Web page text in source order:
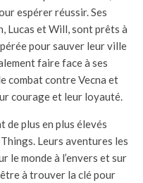
espérer réussir. Ses
Lucas et Will, sont prêts à
pour sauver leur ville
faire face à ses
combat contre Vecna et
courage et leur loyauté.
de plus en plus élevés
Leurs aventures les
le monde à l’envers et sur
à trouver la clé pour